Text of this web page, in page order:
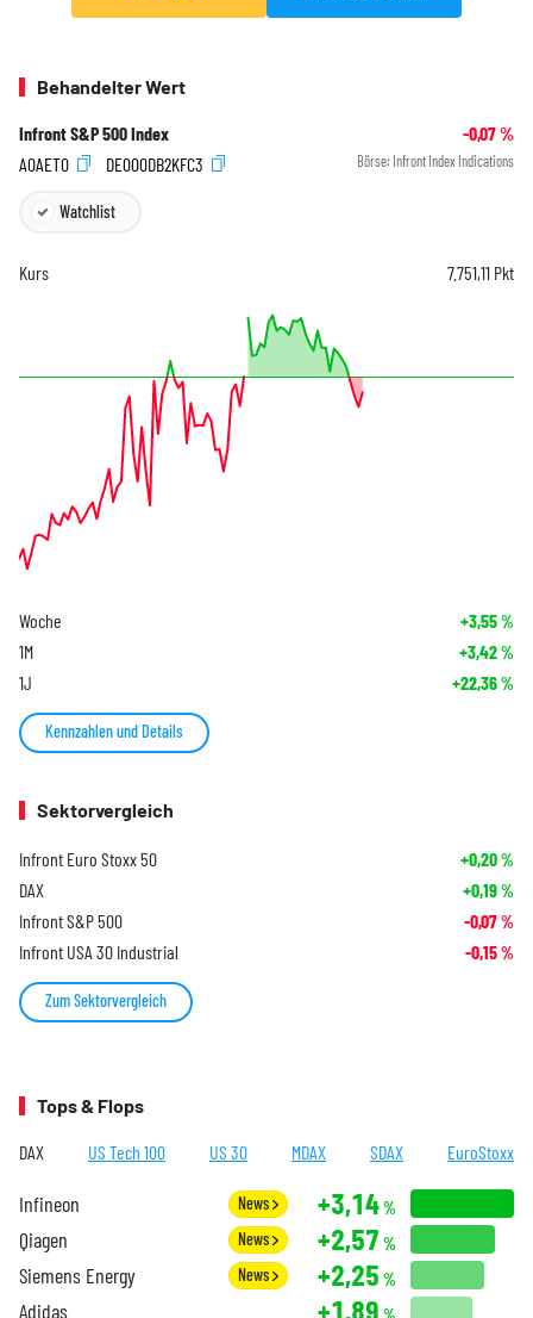
Behandelter Wert
Infront S&P 500 Index -0,07%
A0AET0
DE000DB2KFC3 Börse: Infront Index Indications
Watchlist
Kurs 7.751,11 Pkt
Woche +3,55%
1M +3,42%
1J +22,36%
Kennzahlen und Details
Sektorvergleich
Infront Euro Stoxx 50 +0,20%
DAX +0,19%
Infront S&P 500 -0,07%
Infront USA 30 Industrial -0,15%
Zum Sektorvergleich
Tops & Flops
DAX US Tech 100 US 30 MDAX SDAX EuroStoxx
Infineon News +3,14%
Qiagen News +2,57 %
Siemens Energy News +2,25 %
Adidas +1,89